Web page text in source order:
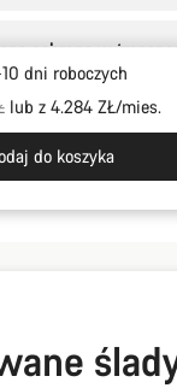
ochrona w
dni roboczych
cena
lub z 4.284 ZŁ/mies.
do koszyka